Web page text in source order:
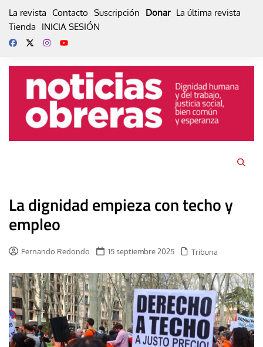
La revista Contacto Suscripción Donar La última revista
Tienda
INICIA SESIÓN
La dignidad empieza con techo y
empleo
Fernando Redondo 15 septiembre 2025 Tribuna